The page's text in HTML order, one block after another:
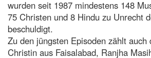
wurden seit 1987 mindestens 148
75 Christen und 8 Hindu zu Unrecht
beschuldigt.
Zu den jüngsten Episoden zählt auch
Christin aus Faisalabad, Ranjha